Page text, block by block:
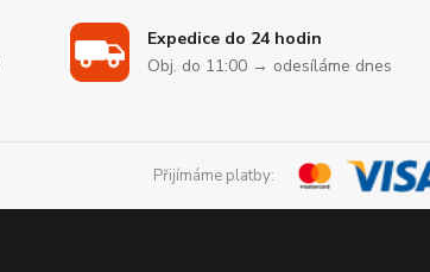
Expedice do 24 hodin
Obj. do 11:00 → odesíláme dnes
Přijímáme platby: